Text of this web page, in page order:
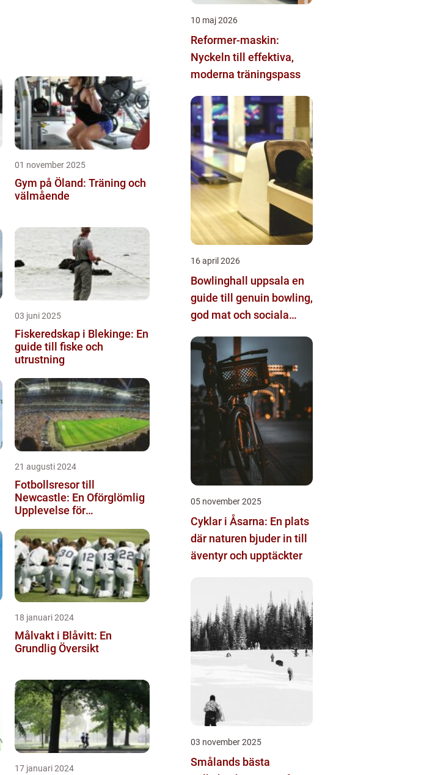
01 november 2025
Gym på Öland: Träning och
välmående
03 juni 2025
Fiskeredskap i Blekinge: En
guide till fiske och
utrustning
21 augusti 2024
Fotbollsresor till
Newcastle: En Oförglömlig
Upplevelse för
18 januari 2024
Målvakt i Blåvitt: En
Grundlig Översikt
17 januari 2024
10 maj 2026
Reformer-maskin:
Nyckeln till effektiva,
moderna träningspass
16 april 2026
Bowlinghall uppsala en
guide till genuin bowling,
god mat och sociala
05 november 2025
Cyklar i Åsarna: En plats
där naturen bjuder in till
äventyr och upptäckter
03 november 2025
Smålands bästa